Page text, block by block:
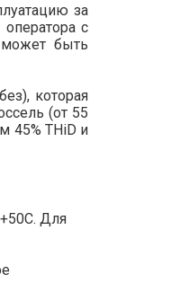
за
с
быть
которая
(от 55
45% THiD и
Для